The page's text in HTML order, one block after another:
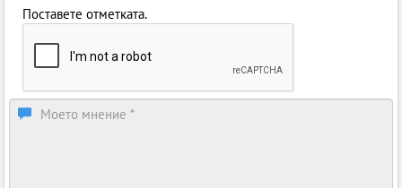
Поставете отметката.